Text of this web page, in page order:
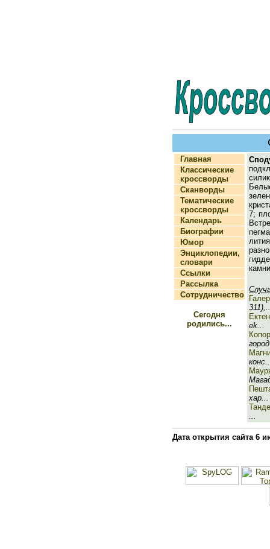
Главная
Классические
кроссворды
Сканворды
Тематические
кроссворды
Календарь
Биографии
Юмор
Энциклопедии,
словари
Ссылки
Рассылка
Сотрудничество
Сегодня
родились...
7;
ek...
хар...
...
Дата открытия сайта 6